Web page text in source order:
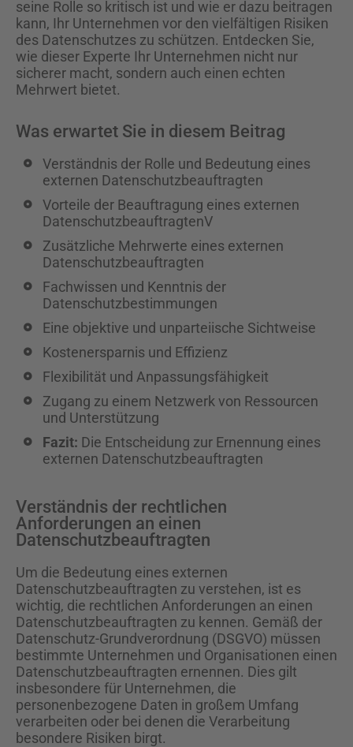
seine Rolle so kritisch ist und wie er dazu beitragen
kann, Ihr Unternehmen vor den vielfältigen Risiken
des Datenschutzes zu schützen. Entdecken Sie,
wie dieser Experte Ihr Unternehmen nicht nur
sicherer macht, sondern auch einen echten
Mehrwert bietet.
Was erwartet Sie in diesem Beitrag
Verständnis der Rolle und Bedeutung eines
externen Datenschutzbeauftragten
Vorteile der Beauftragung eines externen
DatenschutzbeauftragtenV
Zusätzliche Mehrwerte eines externen
Datenschutzbeauftragten
Fachwissen und Kenntnis der
Datenschutzbestimmungen
Eine objektive und unparteiische Sichtweise
Kostenersparnis und Effizienz
Flexibilität und Anpassungsfähigkeit
Zugang zu einem Netzwerk von Ressourcen
und Unterstützung
Fazit: Die Entscheidung zur Ernennung eines
externen Datenschutzbeauftragten
Verständnis der rechtlichen
Anforderungen an einen
Datenschutzbeauftragten
Um die Bedeutung eines externen
Datenschutzbeauftragten zu verstehen, ist es
wichtig, die rechtlichen Anforderungen an einen
Datenschutzbeauftragten zu kennen. Gemäß der
Datenschutz-Grundverordnung (DSGVO) müssen
bestimmte Unternehmen und Organisationen einen
Datenschutzbeauftragten ernennen. Dies gilt
insbesondere für Unternehmen, die
personenbezogene Daten in großem Umfang
verarbeiten oder bei denen die Verarbeitung
besondere Risiken birgt.